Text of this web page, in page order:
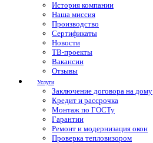
История компании
Наша миссия
Производство
Сертификаты
Новости
ТВ-проекты
Вакансии
Отзывы
Услуги
Заключение договора на дому
Кредит и рассрочка
Монтаж по ГОСТу
Гарантии
Ремонт и модернизация окон
Проверка тепловизором